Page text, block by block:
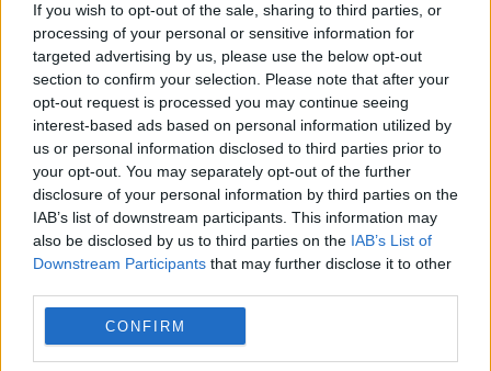
If you wish to opt-out of the sale, sharing to third parties, or
processing of your personal or sensitive information for
targeted advertising by us, please use the below opt-out
section to confirm your selection. Please note that after your
opt-out request is processed you may continue seeing
interest-based ads based on personal information utilized by
us or personal information disclosed to third parties prior to
your opt-out. You may separately opt-out of the further
disclosure of your personal information by third parties on the
IAB’s list of downstream participants. This information may
also be disclosed by us to third parties on the IAB’s List of
Downstream Participants that may further disclose it to other
CONFIRM
SPORT
Montréal, pe urmele Zeiței. Nadia din inima
noastră